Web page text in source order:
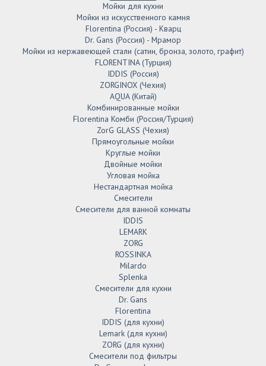
Мойки для кухни
Мойки из искусственного камня
Florentina (Россия) - Кварц
Dr. Gans (Россия) - Мрамор
Мойки из нержавеющей стали (сатин, бронза, золото, графит)
FLORENTINA (Турция)
IDDIS (Россия)
ZORGINOX (Чехия)
AQUA (Китай)
Комбинированные мойки
Florentina Комби (Россия/Турция)
ZorG GLASS (Чехия)
Прямоугольные мойки
Круглые мойки
Двойные мойки
Угловая мойка
Нестандартная мойка
Смесители
Смесители для ванной комнаты
IDDIS
LEMARK
ZORG
ROSSINKA
Milardo
Splenka
Смесители для кухни
Dr. Gans
Florentina
IDDIS (для кухни)
Lemark (для кухни)
ZORG (для кухни)
Смесители под фильтры